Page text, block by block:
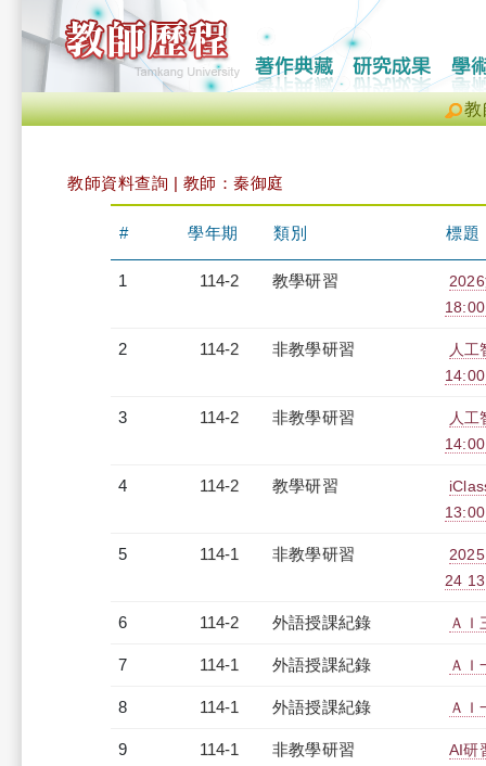
教
教師資料查詢 | 教師：秦御庭
# 學年期 類別 標題
1 114-2 教學研習
2 114-2 非教學研習
人
3 114-2 非教學研習
人
4 114-2 教學研習
5 114-1 非教學研習
24
6 114-2 外語授課紀錄 Ａ
7 114-1 外語授課紀錄 Ａ
8 114-1 外語授課紀錄 Ａ
9 114-1 非教學研習 AI研